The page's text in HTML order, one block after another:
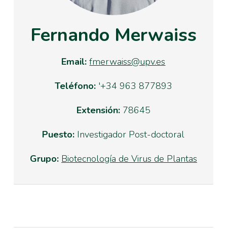
Fernando Merwaiss
Email: fmerwaiss@upv.es
Teléfono:'+34 963 877893
Extensión:78645
Puesto: Investigador Post-doctoral
Grupo: Biotecnología de Virus de Plantas